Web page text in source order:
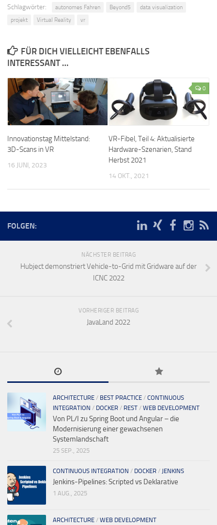
Schlagwörter: autonomes Fahren Beyond5
data visualization
projekt
Virtual Reality vr
FÜR DICH VIELLEICHT EBENFALLS
INTERESSANT …
Innovationstag Mittelstand:
3D-Scans in VR
16 JUNI, 2023
0
VR-Fibel, Teil 4: Aktualisierte
Hardware-Szenarien, Stand
Herbst 2021
14 OKT., 2021
FOLGEN:
NÄCHSTER BEITRAG
Hubject demonstriert Vehicle-to-Grid mit Gridware auf der
ICNC 2022
VORHERIGER BEITRAG
JavaLand 2022
ARCHITECTURE / BEST PRACTICE / CONTINUOUS
INTEGRATION / DOCKER / REST / WEB DEVELOPMENT
Von PL/I zu Spring Boot und Angular – die
Modernisierung einer gewachsenen
Systemlandschaft
25 SEP., 2025
CONTINUOUS INTEGRATION / DOCKER / JENKINS
Jenkins-Pipelines: Scripted vs Deklarative
1 AUG., 2025
ARCHITECTURE / WEB DEVELOPMENT